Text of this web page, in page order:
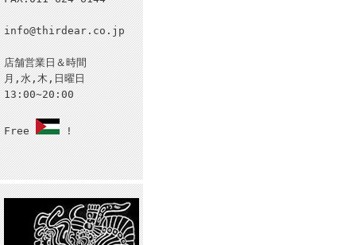
info@thirdear.co.jp
店舗営業日＆時間
月,水,木,日曜日
13:00~20:00
Free !